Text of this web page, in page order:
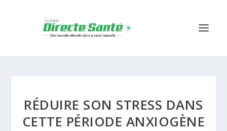
RÉDUIRE SON STRESS DANS
CETTE PÉRIODE ANXIOGÈNE